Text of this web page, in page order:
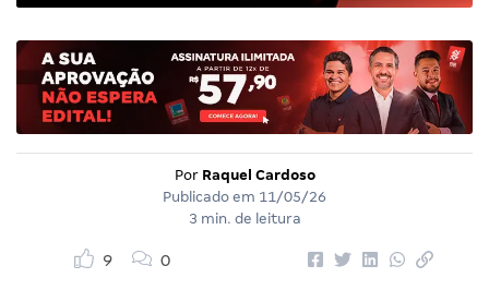
Por Raquel Cardoso
Publicado em 11/05/26
3 min. de leitura
9 0